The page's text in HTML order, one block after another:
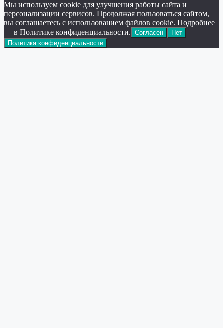
Мы используем cookie для улучшения работы сайта и
персонализации сервисов. Продолжая пользоваться сайтом,
вы соглашаетесь с использованием файлов cookie. Подробнее
— в Политике конфиденциальности. Согласен
Нет
Политика конфиденциальности